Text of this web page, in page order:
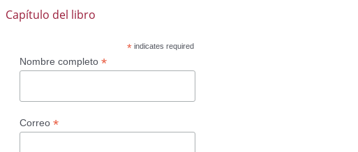
Capítulo del libro
*indicates required
Nombre completo *
Correo *